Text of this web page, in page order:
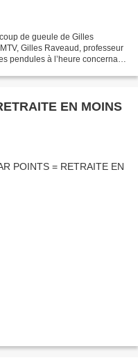
de gueule de Gilles
Gilles Raveaud, professeur
pendules à l’heure concernant
EN MOINS